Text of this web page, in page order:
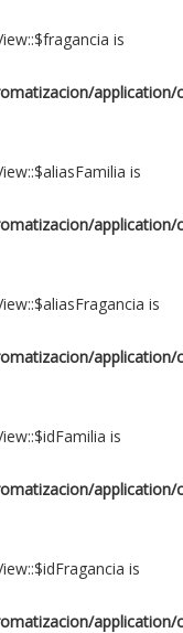
is
application/
is
application/
is
application/
is
application/
is
application/